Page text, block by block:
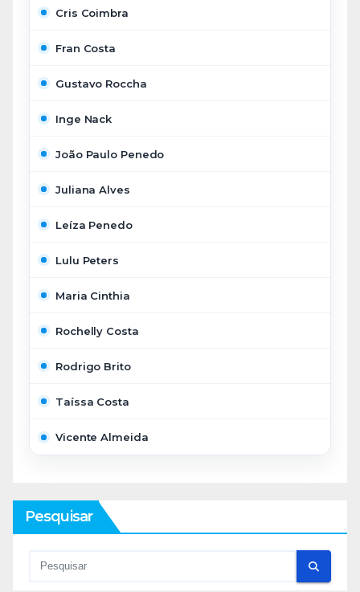
Cris Coimbra
Fran Costa
Gustavo Roccha
Inge Nack
João Paulo Penedo
Juliana Alves
Leíza Penedo
Lulu Peters
Maria Cinthia
Rochelly Costa
Rodrigo Brito
Taíssa Costa
Vicente Almeida
Pesquisar